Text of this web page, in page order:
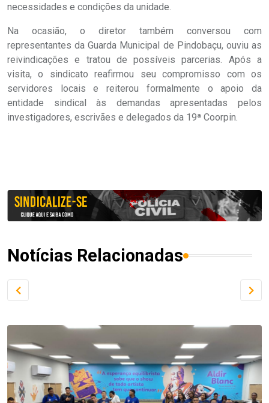
necessidades e condições da unidade.
Na ocasião, o diretor também conversou com
representantes da Guarda Municipal de Pindobaçu, ouviu as
reivindicações e tratou de possíveis parcerias. Após a
visita, o sindicato reafirmou seu compromisso com os
servidores locais e reiterou formalmente o apoio da
entidade sindical às demandas apresentadas pelos
investigadores, escrivães e delegados da 19ª Coorpin.
Notícias Relacionadas